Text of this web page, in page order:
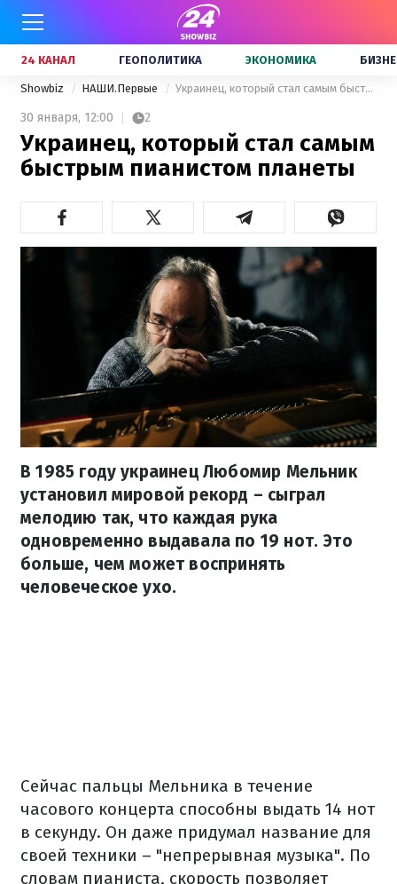
24 КАНАЛ ГЕОПОЛИТИКА ЭКОНОМИКА
Showbiz НАШИ.Первые Украинец, который стал самым быстрым пианистом планеты
30 января, 12:00 2
Украинец, который стал самым
быстрым пианистом планеты
В 1985 году украинец Любомир Мельник
установил мировой рекорд – сыграл
мелодию так, что каждая рука
одновременно выдавала по 19 нот. Это
больше, чем может воспринять
человеческое ухо.
Сейчас пальцы Мельника в течение
часового концерта способны выдать 14 нот
в секунду. Он даже придумал название для
своей техники – "непрерывная музыка". По
словам пианиста, скорость позволяет